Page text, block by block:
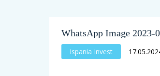
WhatsApp Image 2023-
Ispania Invest